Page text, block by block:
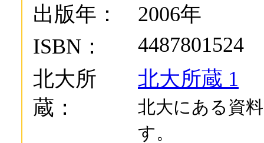
出版年：
2006年
ISBN：
4487801524
北大所
蔵：
北大所蔵 1
北大にある資
す。